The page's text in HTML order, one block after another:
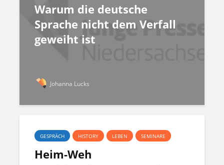
Warum die deutsche
Sprache nicht dem Verfall
geweiht ist
Johanna Lucks
GESPRÄCH HISTORY LEBEN SEMINARE
Heim-Weh